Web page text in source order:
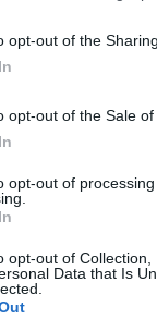
opt-out of the
opt-out of the Sale of
opt-out of
opt-out of
Data that Is
portfolio.hu
cikkarchívum